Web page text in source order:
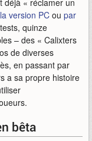
déjà « réclamer un
version PC ou par
quinze
– des « Calixters
de diverses
en passant par
a sa propre histoire
bêta